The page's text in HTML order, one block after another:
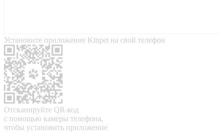
Установите приложение Kinpet на свой телефон
Отсканируйте QR-код
с помощью камеры телефона,
чтобы установить приложение